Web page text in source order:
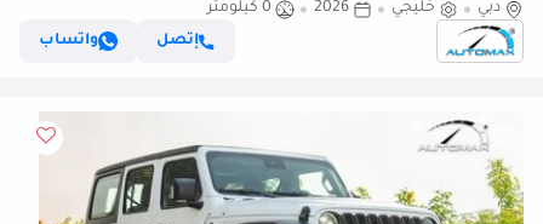
Warranty Or 60,000 Km @ Official Dealer
دبي خليجي 2026
0 كيلومتر
إتصل
واتساب